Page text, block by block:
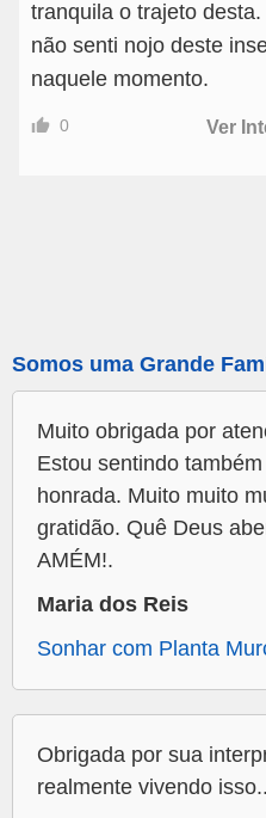
tranquila o trajeto
não senti nojo deste
naquele momento.
0 Ver
Somos uma Grande
Muito obrigada por
Estou sentindo
honrada. Muito muito
gratidão. Quê Deus
AMÉM!.
Maria dos Reis
Sonhar com Planta
Obrigada por sua
realmente vivendo isso..